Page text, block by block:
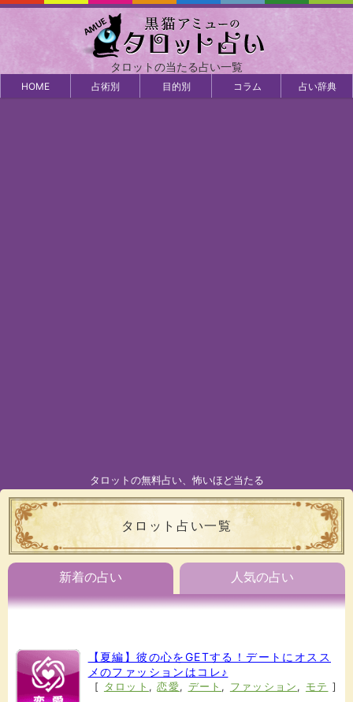
タロットの当たる占い一覧
HOME 占術別 目的別 コラム 占い辞典
タロットの無料占い、怖いほど当たる
タロット占い一覧
新着の占い 人気の占い
【夏編】彼の心をGETする！デートにオスス
メのファッションはコレ♪
[ タロット ,恋愛, デート , ファッション , モテ ]